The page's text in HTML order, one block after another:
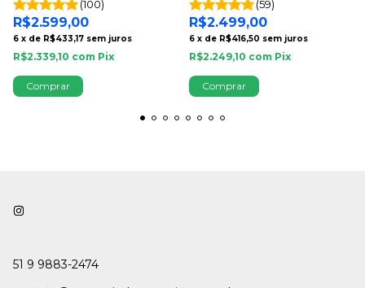
(100)
R$2.599,00
6 x de R$433,17 sem juros
R$2.339,10 com Pix
(59)
R$2.499,00
6 x de R$416,50 sem juros
R$2.249,10 com Pix
51 9 9883-2474